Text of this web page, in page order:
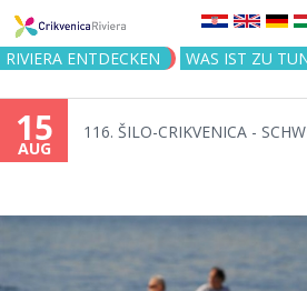
Jump to
RIVIERA ENTDECKEN WAS IST ZU
15
AUG
116. ŠILO-CRIKVENICA -